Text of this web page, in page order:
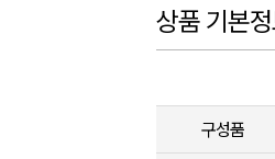
상품 기본
구성품